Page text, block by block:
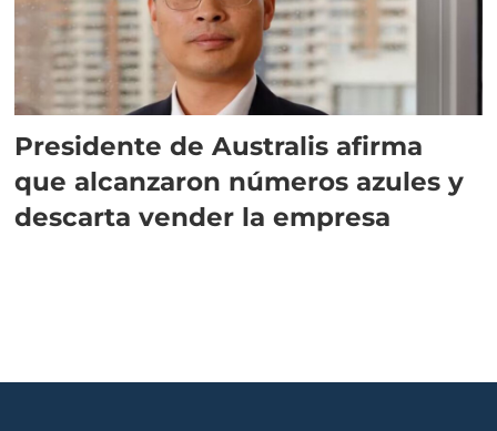
Presidente de Australis afirma
que alcanzaron números azules y
descarta vender la empresa